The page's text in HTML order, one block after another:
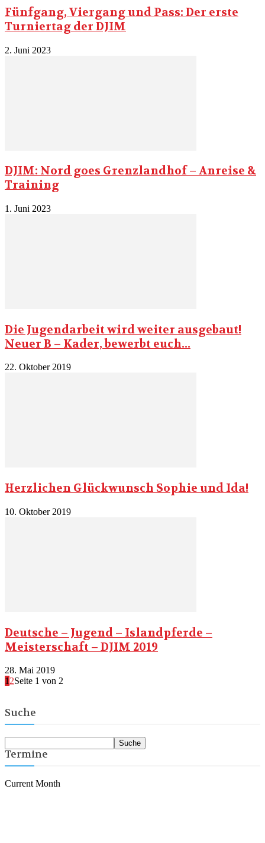
Fünfgang, Viergang und Pass: Der erste
Turniertag der DJIM
2. Juni 2023
DJIM: Nord goes Grenzlandhof – Anreise &
Training
1. Juni 2023
Die Jugendarbeit wird weiter ausgebaut!
Neuer B – Kader, bewerbt euch...
22. Oktober 2019
Herzlichen Glückwunsch Sophie und Ida!
10. Oktober 2019
Deutsche – Jugend – Islandpferde –
Meisterschaft – DJIM 2019
28. Mai 2019
1 2Seite 1 von 2
Suche
Termine
Current Month